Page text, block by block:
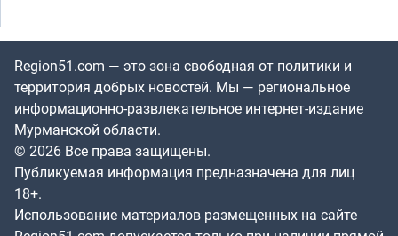
Region51.com — это зона свободная от политики и
территория добрых новостей. Мы — региональное
информационно-развлекательное интернет-издание
Мурманской области.
© 2026 Все права защищены.
Публикуемая информация предназначена для лиц
18+.
Использование материалов размещенных на сайте